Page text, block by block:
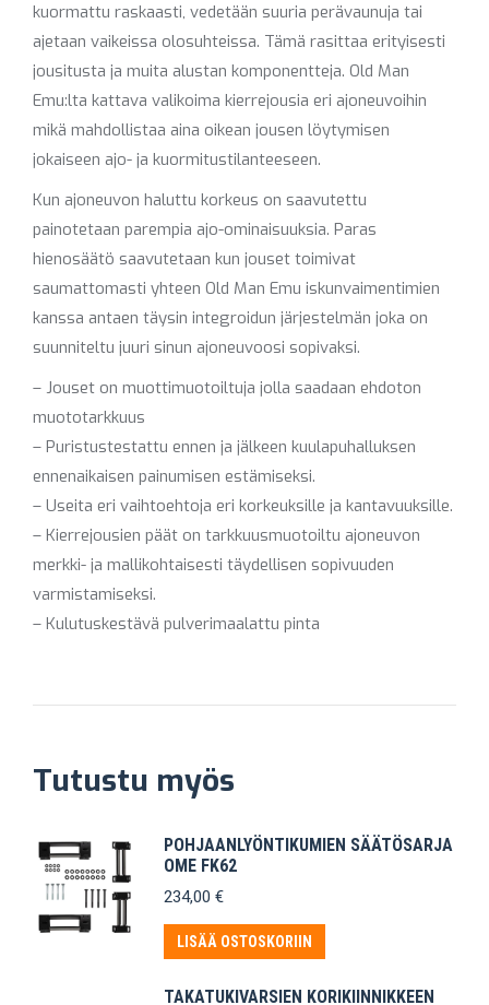
kuormattu raskaasti, vedetään suuria perävaunuja tai
ajetaan vaikeissa olosuhteissa. Tämä rasittaa erityisesti
jousitusta ja muita alustan komponentteja. Old Man
Emu:lta kattava valikoima kierrejousia eri ajoneuvoihin
mikä mahdollistaa aina oikean jousen löytymisen
jokaiseen ajo- ja kuormitustilanteeseen.
Kun ajoneuvon haluttu korkeus on saavutettu
painotetaan parempia ajo-ominaisuuksia. Paras
hienosäätö saavutetaan kun jouset toimivat
saumattomasti yhteen Old Man Emu iskunvaimentimien
kanssa antaen täysin integroidun järjestelmän joka on
suunniteltu juuri sinun ajoneuvoosi sopivaksi.
– Jouset on muottimuotoiltuja jolla saadaan ehdoton
muototarkkuus
– Puristustestattu ennen ja jälkeen kuulapuhalluksen
ennenaikaisen painumisen estämiseksi.
– Useita eri vaihtoehtoja eri korkeuksille ja kantavuuksille.
– Kierrejousien päät on tarkkuusmuotoiltu ajoneuvon
merkki- ja mallikohtaisesti täydellisen sopivuuden
varmistamiseksi.
– Kulutuskestävä pulverimaalattu pinta
Tutustu myös
POHJAANLYÖNTIKUMIEN SÄÄTÖSARJA
OME FK62
234,00 €
LISÄÄ OSTOSKORIIN
TAKATUKIVARSIEN KORIKIINNIKKEEN